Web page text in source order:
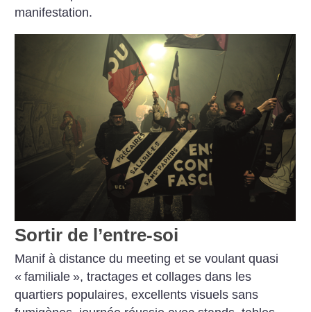
manifestation.
Sortir de l’entre-soi
Manif à distance du meeting et se voulant quasi
« familiale », tractages et collages dans les
quartiers populaires, excellents visuels sans